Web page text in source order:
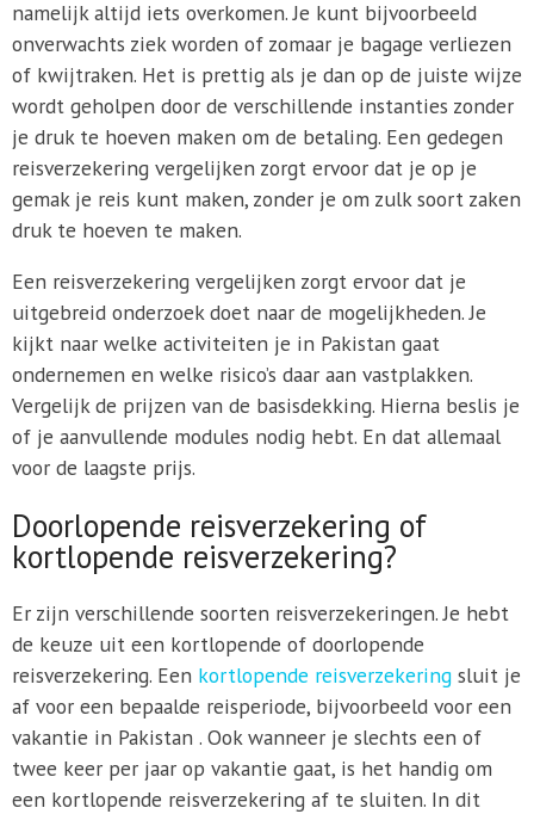
namelijk altijd iets overkomen. Je kunt bijvoorbeeld
onverwachts ziek worden of zomaar je bagage verliezen
of kwijtraken. Het is prettig als je dan op de juiste wijze
wordt geholpen door de verschillende instanties zonder
je druk te hoeven maken om de betaling. Een gedegen
reisverzekering vergelijken zorgt ervoor dat je op je
gemak je reis kunt maken, zonder je om zulk soort zaken
druk te hoeven te maken.
Een reisverzekering vergelijken zorgt ervoor dat je
uitgebreid onderzoek doet naar de mogelijkheden. Je
kijkt naar welke activiteiten je in Pakistan gaat
ondernemen en welke risico’s daar aan vastplakken.
Vergelijk de prijzen van de basisdekking. Hierna beslis je
of je aanvullende modules nodig hebt. En dat allemaal
voor de laagste prijs.
Doorlopende reisverzekering of
kortlopende reisverzekering?
Er zijn verschillende soorten reisverzekeringen. Je hebt
de keuze uit een kortlopende of doorlopende
reisverzekering. Een kortlopende reisverzekeringsluit je
af voor een bepaalde reisperiode, bijvoorbeeld voor een
vakantie in Pakistan . Ook wanneer je slechts een of
twee keer per jaar op vakantie gaat, is het handig om
een kortlopende reisverzekering af te sluiten. In dit